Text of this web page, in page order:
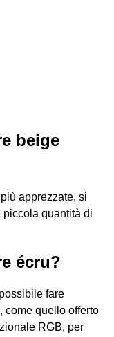
beige
apprezzate, si
quantità di
écru?
fare
come quello offerto
RGB, per